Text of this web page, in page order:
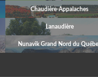
Chaudière-Appalaches
Lanaudière
Nunavik Grand Nord du